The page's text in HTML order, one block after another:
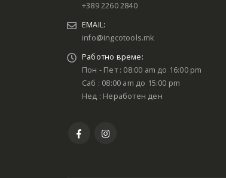
+389 2260 2840
EMAIL:
info@ingcotools.mk
Работно време:
Пон - Пет : 08:00 am до 16:00 pm
Саб : 08:00 am до 15:00 pm
Нед : Неработен ден